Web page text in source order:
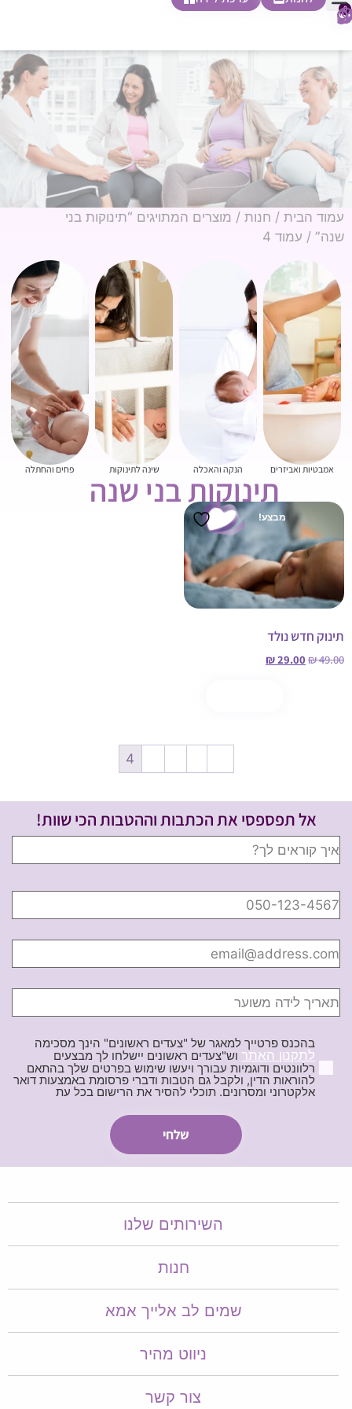
0
עמוד הבית / חנות / מוצרים המתויגים “תינוקות בני
שנה” / עמוד 4
אמבטיות ואביזרים הנקה והאכלה שינה לתינוקות פחים והחתלה
תינוקות בני שנה
מבצע!
תינוק חדש נולד
₪49.00
₪29.00
4
אל תפספסי את הכתבות וההטבות הכי שוות!
בהכנס פרטייך למאגר של "צעדים ראשונים" הינך מסכימה
לתקנון האתר וש"צעדים ראשונים יישלחו לך מבצעים
רלוונטים ודוגמיות עבורך ויעשו שימוש בפרטים שלך בהתאם
להוראות הדין, ולקבל גם הטבות ודברי פרסומת באמצעות דואר
אלקטרוני ומסרונים. תוכלי להסיר את הרישום בכל עת
השירותים שלנו
חנות
שמים לב אלייך אמא​​
ניווט מהיר
צור קשר